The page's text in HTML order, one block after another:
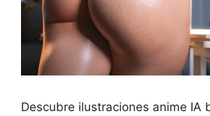
Descubre ilustraciones anime IA